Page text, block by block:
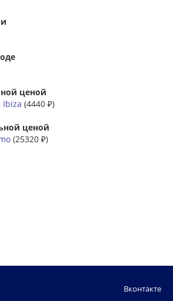
ценой
(4440 ₽)
ценой
(25320 ₽)
Вконтакте